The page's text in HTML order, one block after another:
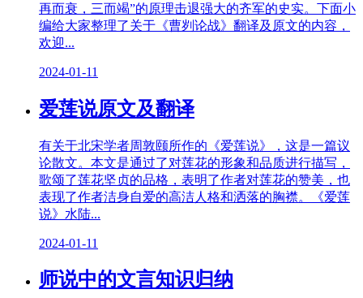
再而衰，三而竭”的原理击退强大的齐军的史实。下面小
编给大家整理了关于《曹刿论战》翻译及原文的内容，
欢迎...
2024-01-11
爱莲说原文及翻译
有关于北宋学者周敦颐所作的《爱莲说》，这是一篇议
论散文。本文是通过了对莲花的形象和品质进行描写，
歌颂了莲花坚贞的品格，表明了作者对莲花的赞美，也
表现了作者洁身自爱的高洁人格和洒落的胸襟。《爱莲
说》水陆...
2024-01-11
师说中的文言知识归纳